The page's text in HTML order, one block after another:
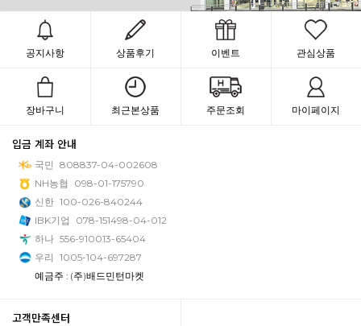
공지사항 상품후기 이벤트 관심상품
장바구니 최근본상품 주문조회 마이페이지
입금 계좌 안내
국민 808837-04-002608
NH농협
098-01-175790
신한 100-026-840244
IBK기업
078-151498-04-012
하나 556-910013-65404
우리 1005-104-697287
예금주 : (주)배드민턴마켓
고객만족센터